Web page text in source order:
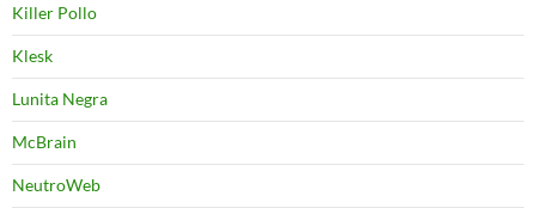
Killer Pollo
Klesk
Lunita Negra
McBrain
NeutroWeb